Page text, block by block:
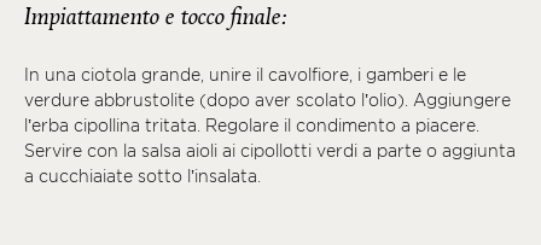
Impiattamento e tocco finale:
In una ciotola grande, unire il cavolfiore, i gamberi e le
verdure abbrustolite (dopo aver scolato l’olio). Aggiungere
l’erba cipollina tritata. Regolare il condimento a piacere.
Servire con la salsa aioli ai cipollotti verdi a parte o aggiunta
a cucchiaiate sotto l’insalata.